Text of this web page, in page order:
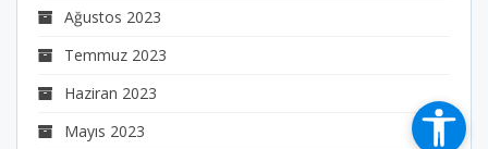
Ağustos 2023
Temmuz 2023
Haziran 2023
Mayıs 2023